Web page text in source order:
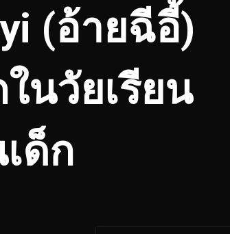
(อ้ายฉีอี้)
นวัยเรียน
ด็ก